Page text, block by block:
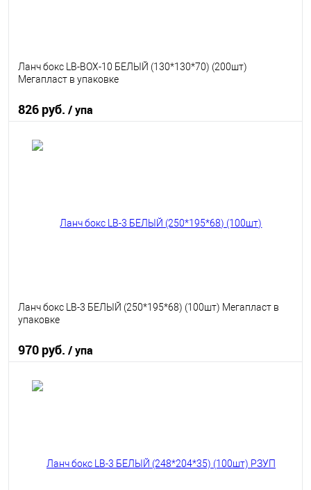
Ланч бокс LB-BOX-10 БЕЛЫЙ (130*130*70) (200шт)
Мегапласт в упаковке
826 руб. / упа
Ланч бокс LB-3 БЕЛЫЙ (250*195*68) (100шт) Мегапласт в
упаковке
970 руб. / упа